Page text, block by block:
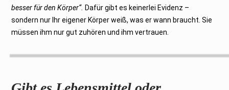
besser für den Körper“. Dafür gibt es keinerlei Evidenz –
sondern nur Ihr eigener Körper weiß, was er wann braucht. Sie
müssen ihm nur gut zuhören und ihm vertrauen.